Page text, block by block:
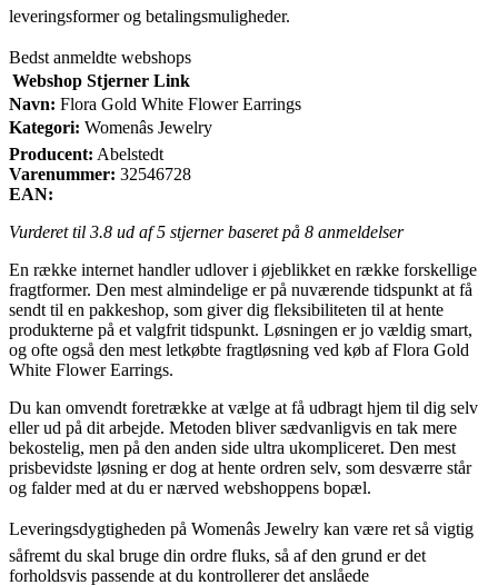
leveringsformer og betalingsmuligheder.
Bedst anmeldte webshops
Webshop Stjerner Link
Navn: Flora Gold White Flower Earrings
Kategori: Womenâs Jewelry
Producent: Abelstedt
Varenummer: 32546728
EAN:
Vurderet til 3.8 ud af 5 stjerner baseret på 8 anmeldelser
En række internet handler udlover i øjeblikket en række forskellige
fragtformer. Den mest almindelige er på nuværende tidspunkt at få
sendt til en pakkeshop, som giver dig fleksibiliteten til at hente
produkterne på et valgfrit tidspunkt. Løsningen er jo vældig smart,
og ofte også den mest letkøbte fragtløsning ved køb af Flora Gold
White Flower Earrings.
Du kan omvendt foretrække at vælge at få udbragt hjem til dig selv
eller ud på dit arbejde. Metoden bliver sædvanligvis en tak mere
bekostelig, men på den anden side ultra ukompliceret. Den mest
prisbevidste løsning er dog at hente ordren selv, som desværre står
og falder med at du er nærved webshoppens bopæl.
Leveringsdygtigheden på Womenâs Jewelry kan være ret så vigtig
såfremt du skal bruge din ordre fluks, så af den grund er det
forholdsvis passende at du kontrollerer det anslåede